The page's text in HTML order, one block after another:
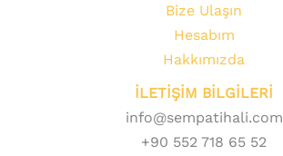
Bize Ulaşın
Hesabım
Hakkımızda
İLETİŞİM BİLGİLERİ
info@sempatihali.com
+90 552 718 65 52